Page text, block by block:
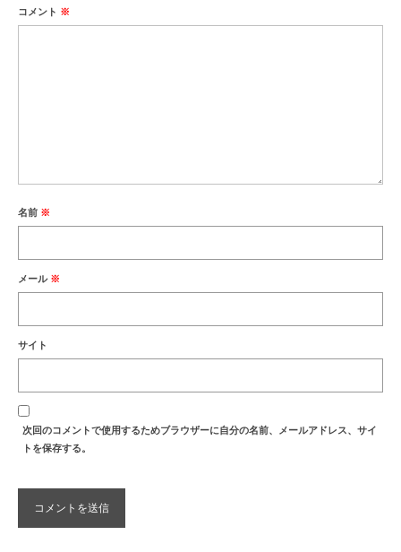
コメント ※
名前 ※
メール ※
サイト
次回のコメントで使用するためブラウザーに自分の名前、メールアドレス、サイ
トを保存する。